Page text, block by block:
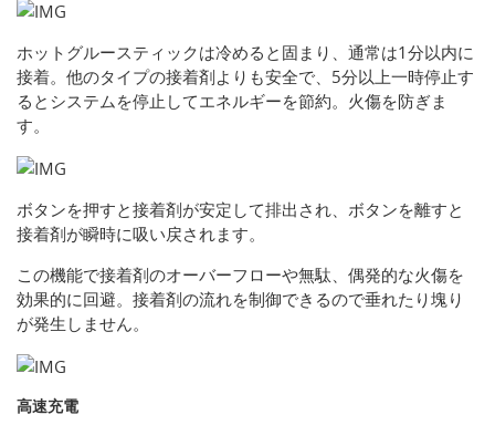
ホットグルースティックは冷めると固まり、通常は1分以内に
接着。他のタイプの接着剤よりも安全で、5分以上一時停止す
るとシステムを停止してエネルギーを節約。火傷を防ぎま
す。
ボタンを押すと接着剤が安定して排出され、ボタンを離すと
接着剤が瞬時に吸い戻されます。
この機能で接着剤のオーバーフローや無駄、偶発的な火傷を
効果的に回避。接着剤の流れを制御できるので垂れたり塊り
が発生しません。
高速充電